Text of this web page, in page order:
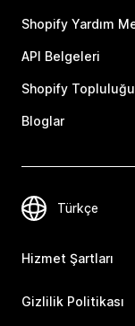
Shopify Yardım
API Belgeleri
Shopify Topluluğu
Bloglar
Hizmet Şartları
Gizlilik Politikası